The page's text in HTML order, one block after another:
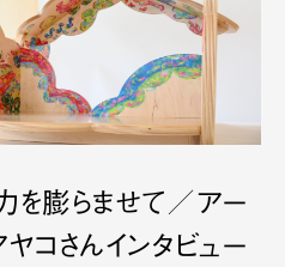
を膨らませて／アー
コさんインタビュー